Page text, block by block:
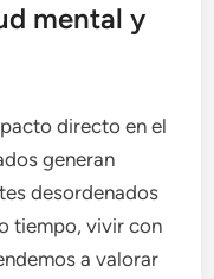
mental y
directo en el
generan
desordenados
tiempo, vivir con
a valorar